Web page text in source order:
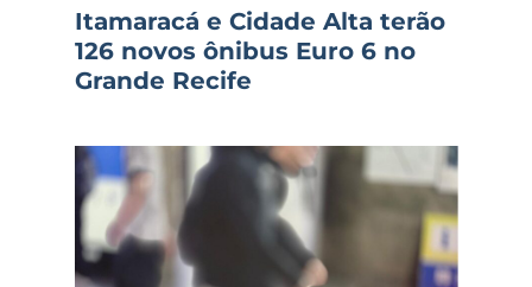
Itamaracá e Cidade Alta terão
126 novos ônibus Euro 6 no
Grande Recife